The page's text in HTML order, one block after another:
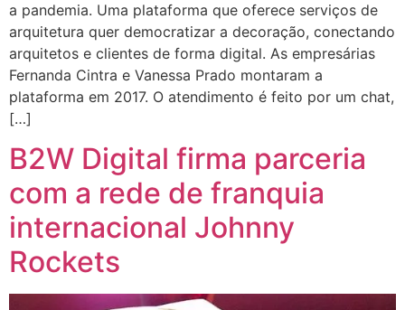
a pandemia. Uma plataforma que oferece serviços de
arquitetura quer democratizar a decoração, conectando
arquitetos e clientes de forma digital. As empresárias
Fernanda Cintra e Vanessa Prado montaram a
plataforma em 2017. O atendimento é feito por um chat,
[…]
B2W Digital firma parceria
com a rede de franquia
internacional Johnny
Rockets